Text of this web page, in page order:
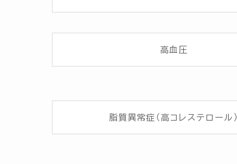
高血圧
脂質異常症（高コレステロール）